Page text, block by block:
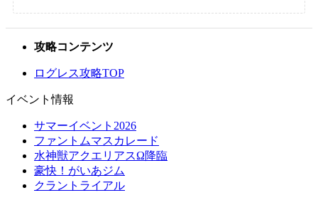
攻略コンテンツ
ログレス攻略TOP
イベント情報
サマーイベント2026
ファントムマスカレード
水神獣アクエリアスΩ降臨
豪快！がいあジム
クラントライアル